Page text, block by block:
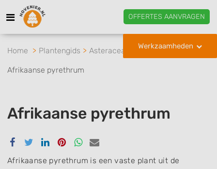
OFFERTES AANVRAGEN
Werkzaamheden
Home Plantengids Asteraceae Anacyclus
Afrikaanse pyrethrum
Afrikaanse pyrethrum
Delen
Facebook
Delen
Twitter
Delen
Linkedin
Delen
Pinterest
Delen
Whatsapp
Delen
email
Afrikaanse pyrethrum is een vaste plant uit de